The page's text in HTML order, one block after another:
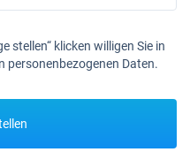
stellen“ klicken willigen Sie in
personenbezogenen Daten.